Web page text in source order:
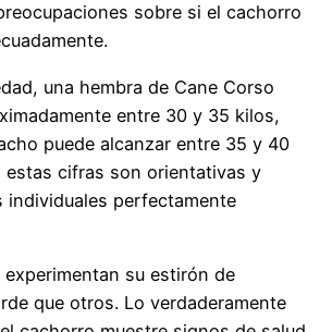
sobre si el cachorro
una hembra de Cane Corso
entre 30 y 35 kilos,
puede alcanzar entre 35 y 40
estas cifras son orientativas y
individuales perfectamente
su estirón de
que otros. Lo verdaderamente